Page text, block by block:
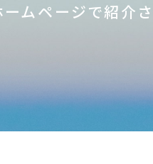
ムページで紹介